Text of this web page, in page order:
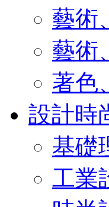
藝術
藝術
著色
設計時
基礎
工業